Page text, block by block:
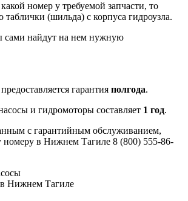
номер у требуемой запчасти, то
(шильда) с корпуса гидроузла.
сами найдут на нем нужную
гарантия полгода.
и гидромоторы составляет 1 год.
с гарантийным обслуживанием,
номеру в Нижнем Тагиле 8 (800) 555-86-
в Нижнем Тагиле